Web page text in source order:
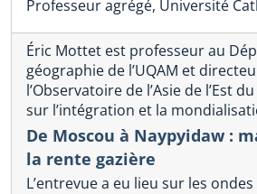
Professeur agrégé, Université
Éric Mottet est professeur au
géographie de l’UQAM et
l’Observatoire de l’Asie de l’Est
sur l’intégration et la
De Moscou à Naypyidaw :
la rente gazière
L’entrevue a eu lieu sur les